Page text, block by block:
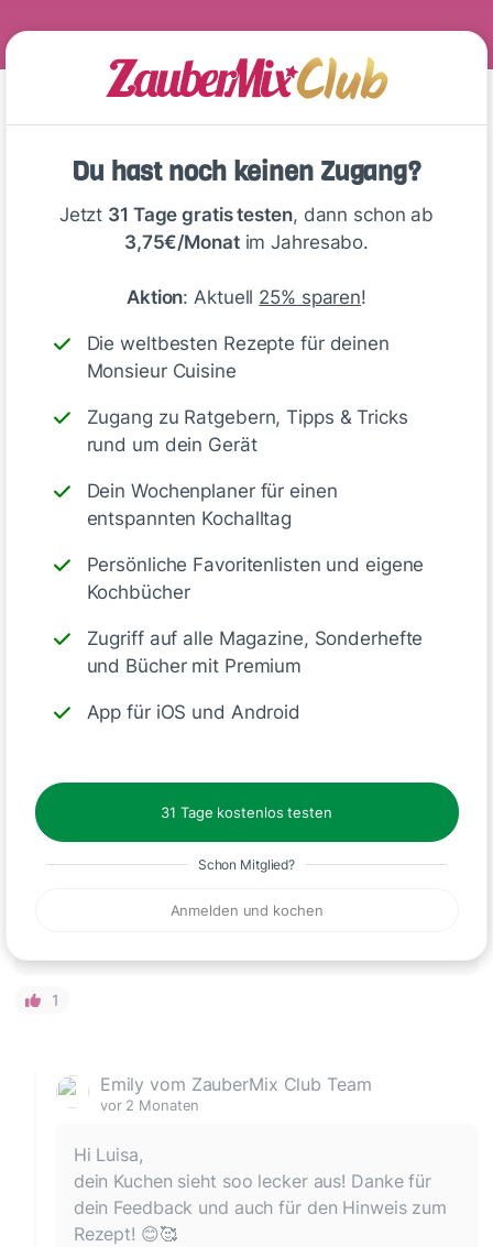
Du hast noch keinen Zugang?
Jetzt 31 Tage gratis testen, dann schon ab
3,75€/Monatim Jahresabo.
Aktion: Aktuell 25% sparen!
Die weltbesten Rezepte für deinen
Monsieur Cuisine
Zugang zu Ratgebern, Tipps & Tricks
rund um dein Gerät
Dein Wochenplaner für einen
entspannten Kochalltag
Persönliche Favoritenlisten und eigene
Kochbücher
Zugriff auf alle Magazine, Sonderhefte
und Bücher mit Premium
App für iOS und Android
31 Tage kostenlos testen
Schon Mitglied?
Anmelden und kochen
Kommentare(8)
🙂 1500 Speichern
vor 2 Monaten
reduziert. Die Angaben im Kochmodus sind
1
Emily vom ZauberMix Club Team
vor 2 Monaten
Hi Luisa,
dein Kuchen sieht soo lecker aus! Danke für
dein Feedback und auch für den Hinweis zum
Rezept! 😊🥰